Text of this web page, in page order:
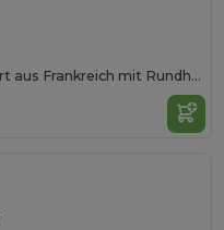
Lou Kinder T-Shirt aus Frankreich mit Rundhalsausschnitt